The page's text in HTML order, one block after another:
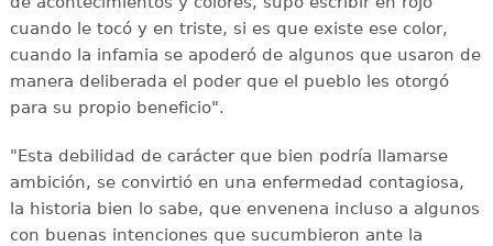
cuando le tocó y en triste, si es que existe ese color,
cuando la infamia se apoderó de algunos que usaron de
manera deliberada el poder que el pueblo les otorgó
para su propio beneficio".
"Esta debilidad de carácter que bien podría llamarse
ambición, se convirtió en una enfermedad contagiosa,
la historia bien lo sabe, que envenena incluso a algunos
con buenas intenciones que sucumbieron ante la